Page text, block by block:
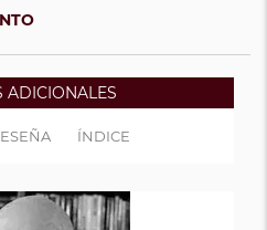
ADICIONALES
ÍNDICE